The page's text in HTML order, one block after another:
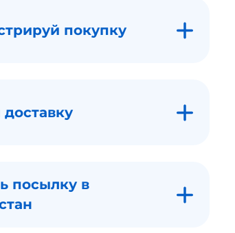
покупку
посылку в